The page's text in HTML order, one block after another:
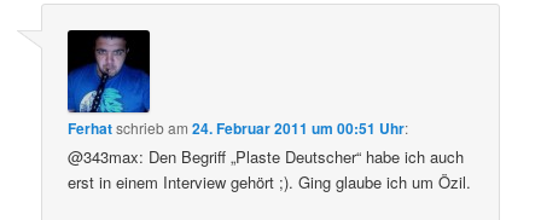
Ferhatschriebam24. Februar 2011 um 00:51 Uhr:
@343max: Den Begriff „Plaste Deutscher“ habe ich auch
erst in einem Interview gehört ;). Ging glaube ich um Özil.